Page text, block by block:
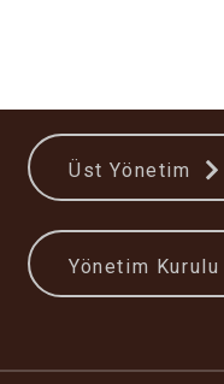
Üst Yönetim
Yönetim Kurulu